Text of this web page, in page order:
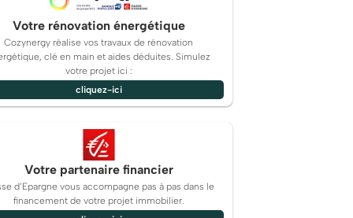
Votre rénovation énergétique
Cozynergy réalise vos travaux de rénovation
clé en main et aides déduites. Simulez
votre projet ici :
cliquez-ici
Votre partenaire financier
d’Epargne vous accompagne pas à pas dans le
financement de votre projet immobilier.